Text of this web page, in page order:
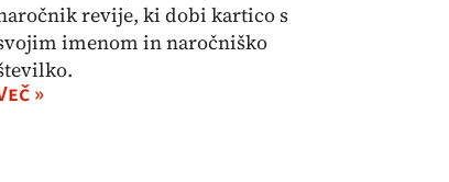
revije, ki dobi kartico s
imenom in naročniško
»